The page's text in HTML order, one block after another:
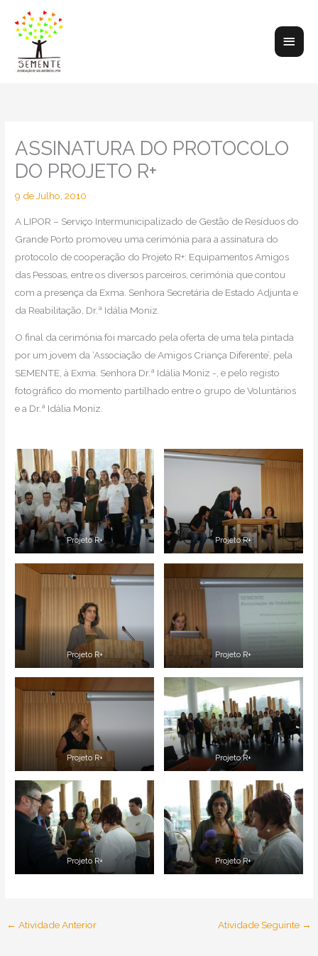
content
Main
ASSINATURA DO PROTOCOLO
DO PROJETO R+
9 de Julho, 2010
A LIPOR – Serviço Intermunicipalizado de Gestão de Resíduos do
Grande Porto promoveu uma cerimónia para a assinatura do
protocolo de cooperação do Projeto R+: Equipamentos Amigos
das Pessoas, entre os diversos parceiros, cerimónia que contou
com a presença da Exma. Senhora Secretária de Estado Adjunta e
da Reabilitação, Dr.ª Idália Moniz.
O final da cerimónia foi marcado pela oferta de uma tela pintada
por um jovem da ‘Associação de Amigos Criança Diferente’, pela
SEMENTE, à Exma. Senhora Dr.ª Idália Moniz -, e pelo registo
fotográfico do momento partilhado entre o grupo de Voluntários
e a Dr.ª Idália Moniz.
Projeto R+ Projeto R+
Projeto R+ Projeto R+
Projeto R+ Projeto R+
Projeto R+ Projeto R+
← Atividade Anterior Atividade Seguinte →